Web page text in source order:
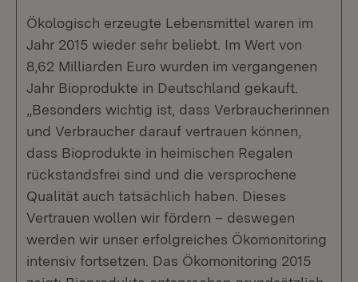
Ökologisch erzeugte Lebensmittel waren im
Jahr 2015 wieder sehr beliebt. Im Wert von
8,62 Milliarden Euro wurden im vergangenen
Jahr Bioprodukte in Deutschland gekauft.
„Besonders wichtig ist, dass Verbraucherinnen
und Verbraucher darauf vertrauen können,
dass Bioprodukte in heimischen Regalen
rückstandsfrei sind und die versprochene
Qualität auch tatsächlich haben. Dieses
Vertrauen wollen wir fördern – deswegen
werden wir unser erfolgreiches Ökomonitoring
intensiv fortsetzen. Das Ökomonitoring 2015